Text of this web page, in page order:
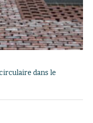
dans le